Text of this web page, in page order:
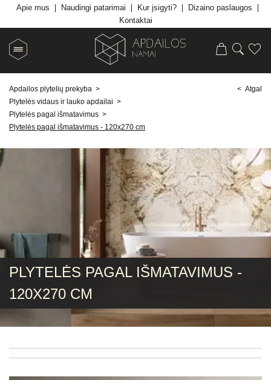
Apie mus Naudingi patarimai Kur įsigyti?
Dizaino paslaugos
Kontaktai
Apdailos plytelių prekyba >
Plytelės vidaus ir lauko apdailai >
Plytelės pagal išmatavimus >
Plytelės pagal išmatavimus - 120x270 cm
< Atgal
PLYTELĖS PAGAL IŠMATAVIMUS -
120X270 CM